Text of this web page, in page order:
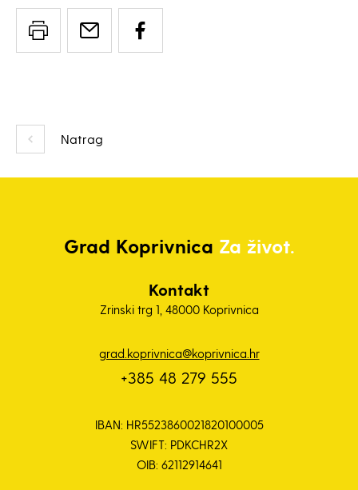
Natrag
Grad Koprivnica Za život.
Kontakt
Zrinski trg 1, 48000 Koprivnica
grad.koprivnica@koprivnica.hr
+385 48 279 555
IBAN: HR5523860021820100005
SWIFT: PDKCHR2X
OIB: 62112914641